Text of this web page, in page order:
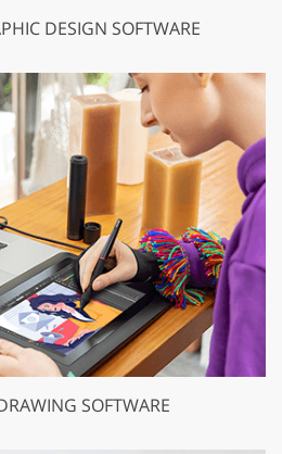
DESIGN SOFTWARE
SOFTWARE